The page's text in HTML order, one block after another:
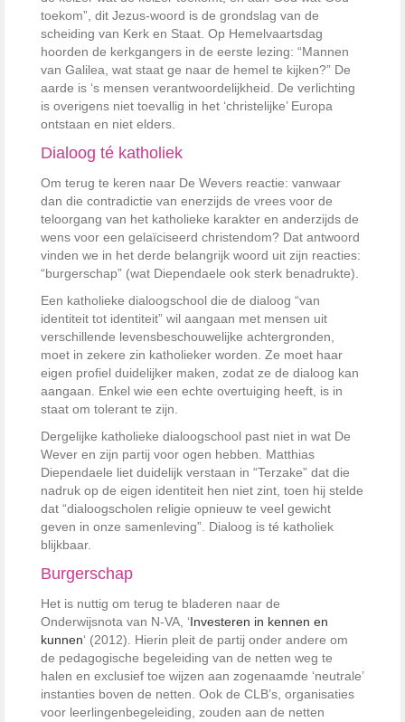
toekom”, dit Jezus-woord is de grondslag van de
scheiding van Kerk en Staat. Op Hemelvaartsdag
hoorden de kerkgangers in de eerste lezing: “Mannen
van Galilea, wat staat ge naar de hemel te kijken?” De
aarde is ‘s mensen verantwoordelijkheid. De verlichting
is overigens niet toevallig in het ‘christelijke’ Europa
ontstaan en niet elders.
Dialoog té katholiek
Om terug te keren naar De Wevers reactie: vanwaar
dan die contradictie van enerzijds de vrees voor de
teloorgang van het katholieke karakter en anderzijds de
wens voor een gelaïciseerd christendom? Dat antwoord
vinden we in het derde belangrijk woord uit zijn reacties:
“burgerschap” (wat Diependaele ook sterk benadrukte).
Een katholieke dialoogschool die de dialoog “van
identiteit tot identiteit” wil aangaan met mensen uit
verschillende levensbeschouwelijke achtergronden,
moet in zekere zin katholieker worden. Ze moet haar
eigen profiel duidelijker maken, zodat ze de dialoog kan
aangaan. Enkel wie een echte overtuiging heeft, is in
staat om tolerant te zijn.
Dergelijke katholieke dialoogschool past niet in wat De
Wever en zijn partij voor ogen hebben. Matthias
Diependaele liet duidelijk verstaan in “Terzake” dat die
nadruk op de eigen identiteit hen niet zint, toen hij stelde
dat “dialoogscholen religie opnieuw te veel gewicht
geven in onze samenleving”. Dialoog is té katholiek
blijkbaar.
Burgerschap
Het is nuttig om terug te bladeren naar de
Onderwijsnota van N-VA, ‘Investeren in kennen en
kunnen‘ (2012). Hierin pleit de partij onder andere om
de pedagogische begeleiding van de netten weg te
halen en exclusief toe wijzen aan zogenaamde ‘neutrale’
instanties boven de netten. Ook de CLB’s, organisaties
voor leerlingenbegeleiding, zouden aan de netten